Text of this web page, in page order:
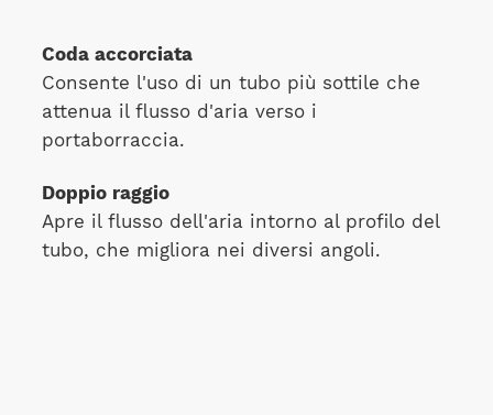
Coda accorciata
Consente l'uso di un tubo più sottile che
attenua il flusso d'aria verso i
portaborraccia.
Doppio raggio
Apre il flusso dell'aria intorno al profilo del
tubo, che migliora nei diversi angoli.